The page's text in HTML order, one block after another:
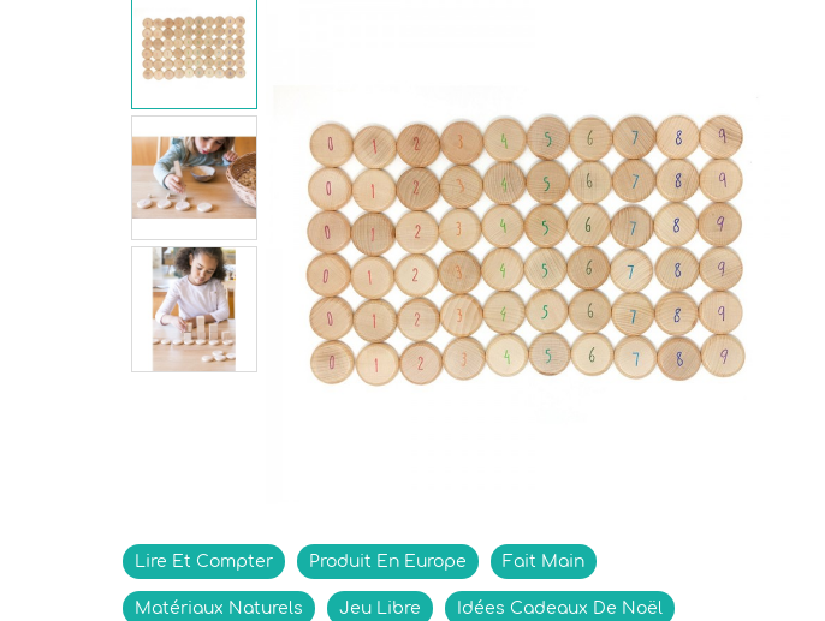
Lire Et Compter Produit En Europe Fait Main
Matériaux Naturels Jeu Libre Idées Cadeaux De Noël